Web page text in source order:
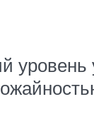
уровень